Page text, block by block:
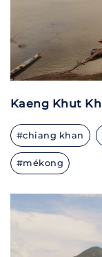
Kaeng Khut
#chiang khan
#mékong